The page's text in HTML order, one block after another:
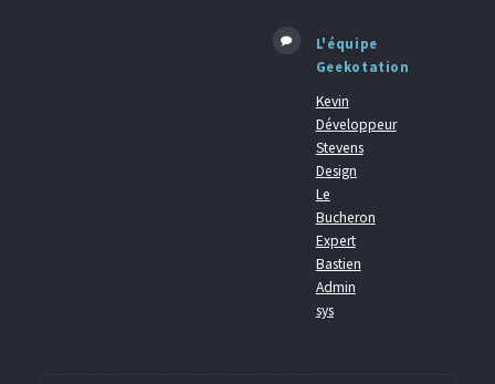
L'équipe
Geekotation
Kevin
Développeur
Stevens
Design
Le
Bucheron
Expert
Bastien
Admin
sys